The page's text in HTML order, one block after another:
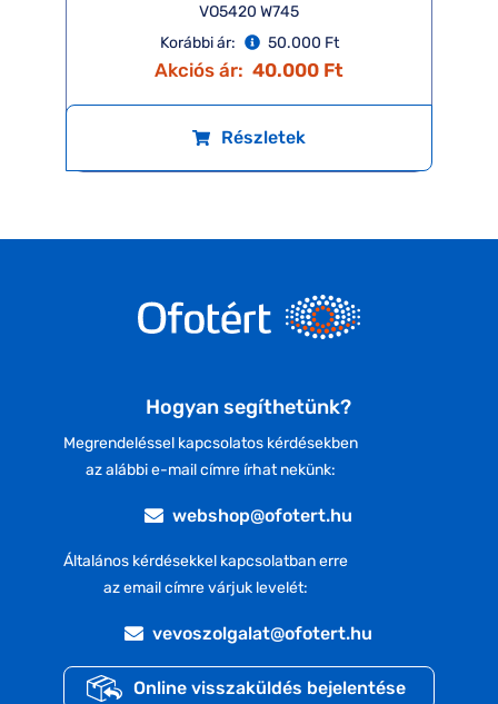
VO5420 W745
Korábbi ár:
50.000 Ft
Akciós ár: 40.000 Ft
Részletek
Hogyan segíthetünk?
Megrendeléssel kapcsolatos kérdésekben
az alábbi e-mail címre írhat nekünk:
webshop@ofotert.hu
Általános kérdésekkel kapcsolatban erre
az email címre várjuk levelét:
vevoszolgalat@ofotert.hu
Online visszaküldés bejelentése